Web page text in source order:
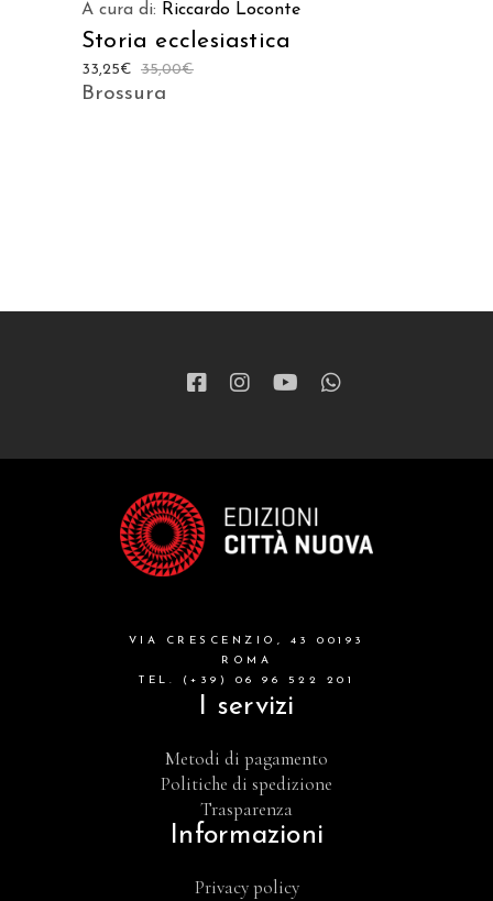
A cura di: Riccardo Loconte
Storia ecclesiastica
35,00€
33,25€
Brossura
VIA CRESCENZIO, 43 00193
ROMA
TEL. (+39) 06 96 522 201
I servizi
Metodi di pagamento
Politiche di spedizione
Trasparenza
Informazioni
Privacy policy